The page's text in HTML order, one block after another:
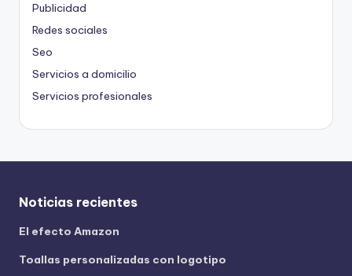
Publicidad
Redes sociales
Seo
Servicios a domicilio
Servicios profesionales
Noticias recientes
El efecto Amazon
Toallas personalizadas con logotipo